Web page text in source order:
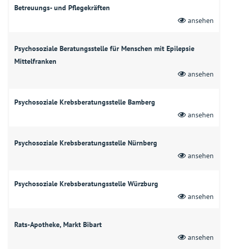
Betreuungs- und Pflegekräften
ansehen
Psychosoziale Beratungsstelle für Menschen mit Epilepsie
Mittelfranken
ansehen
Psychosoziale Krebsberatungsstelle Bamberg
ansehen
Psychosoziale Krebsberatungsstelle Nürnberg
ansehen
Psychosoziale Krebsberatungsstelle Würzburg
ansehen
Rats-Apotheke, Markt Bibart
ansehen